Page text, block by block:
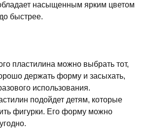
насыщенным ярким цветом
быстрее.
пластилина можно выбрать тот,
держать форму и засыхать,
использования.
подойдет детям, которые
фигурки. Его форму можно